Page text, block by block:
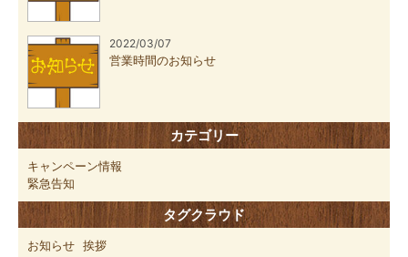
2022/03/07
営業時間のお知らせ
カテゴリー
キャンペーン情報
緊急告知
タグクラウド
お知らせ 挨拶